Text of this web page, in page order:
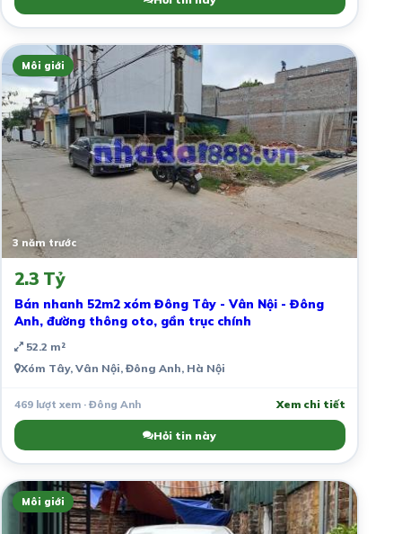
Môi giới
3 năm trước
2.3 Tỷ
Bán nhanh 52m2 xóm Đông Tây - Vân Nội - Đông
Anh, đường thông oto, gần trục chính
52.2 m²
Xóm Tây, Vân Nội, Đông Anh, Hà Nội
469 lượt xem · Đông Anh Xem chi tiết
Hỏi tin này
Môi giới